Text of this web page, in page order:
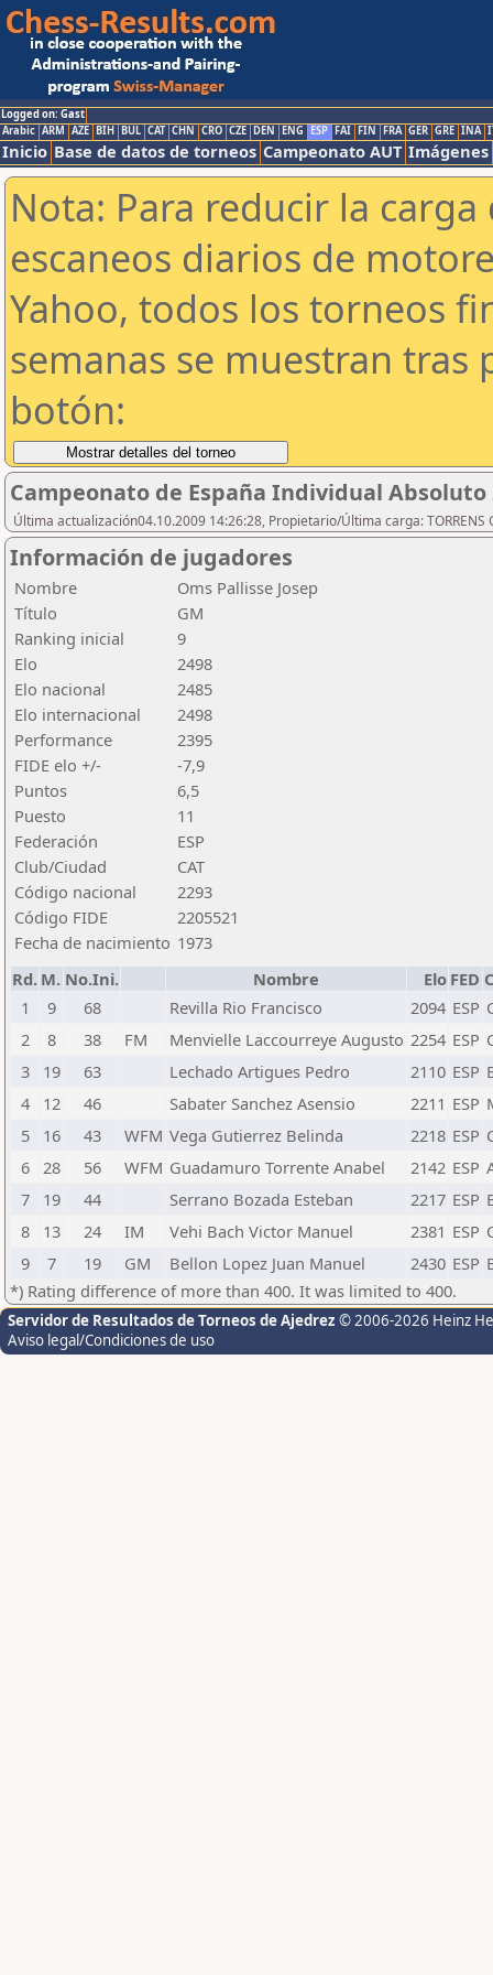
Logged on: Gast
Arabic ARM AZE BIH BUL CAT CHN CRO CZE DEN ENG ESP FAI FIN FRA GER GRE INA
Inicio Base de datos de torneos Campeonato AUT Imágenes
Nota: Para reducir la
escaneos diarios de
Yahoo, todos los torneos
semanas se muestran tras
botón:
Campeonato de España Individual Absoluto
Última actualización04.10.2009 14:26:28, Propietario/Última carga: TORRENS
Información de jugadores
Nombre
Oms Pallisse Josep
Título
GM
Ranking inicial
9
Elo
2498
Elo nacional
2485
Elo internacional
2498
Performance
2395
FIDE elo +/-
-7,9
Puntos
6,5
Puesto
11
Federación
ESP
Club/Ciudad
CAT
Código nacional
2293
Código FIDE
2205521
Fecha de nacimiento 1973
Rd. M. No.Ini. Nombre Elo FED
1
9 68 Revilla Rio Francisco 2094 ESP
2
8 38 FM Menvielle Laccourreye Augusto 2254 ESP
3
19 63 Lechado Artigues Pedro 2110 ESP
4
12 46 Sabater Sanchez Asensio 2211 ESP
5
16 43 WFM Vega Gutierrez Belinda 2218 ESP
6 28 56 WFM Guadamuro Torrente Anabel 2142 ESP
7
19 44 Serrano Bozada Esteban 2217 ESP
8
13 24 IM Vehi Bach Victor Manuel 2381 ESP
9
7 19 GM Bellon Lopez Juan Manuel 2430 ESP
*) Rating difference of more than 400. It was limited to 400.
Servidor de Resultados de Torneos de Ajedrez © 2006-2026 Heinz
Aviso legal/Condiciones de uso